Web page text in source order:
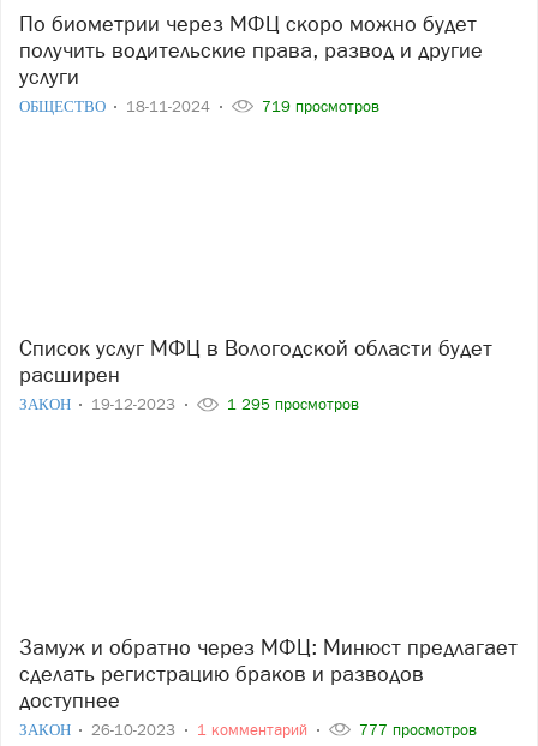
По биометрии через МФЦ скоро можно будет
получить водительские права, развод и другие
услуги
ОБЩЕСТВО 18-11-2024 719 просмотров
Список услуг МФЦ в Вологодской области будет
расширен
ЗАКОН 19-12-2023 1 295 просмотров
Замуж и обратно через МФЦ: Минюст предлагает
сделать регистрацию браков и разводов
доступнее
ЗАКОН 26-10-2023 1 комментарий 777 просмотров